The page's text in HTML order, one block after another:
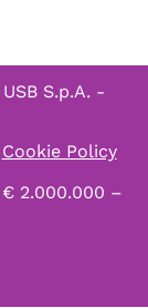
USB S.p.A. -
Cookie Policy
€ 2.000.000 –